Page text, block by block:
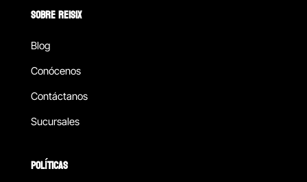
SOBRE REISIX
Blog
Conócenos
Contáctanos
Sucursales
POLÍTICAS